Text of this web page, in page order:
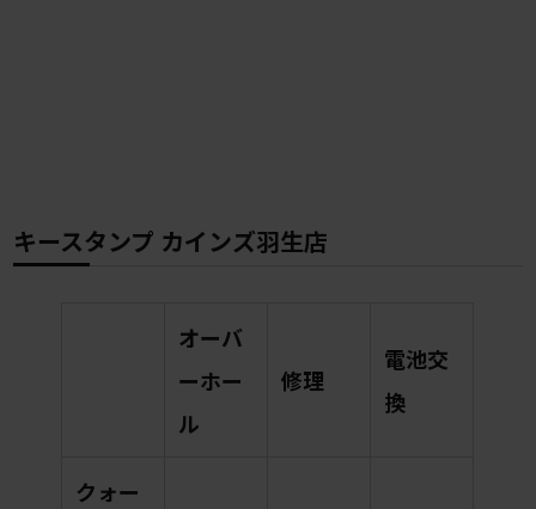
キースタンプ カインズ羽生店
オーバ
ーホー
ル
修理
電池交
換
クォー